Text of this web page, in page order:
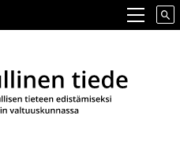
pääsisältöön